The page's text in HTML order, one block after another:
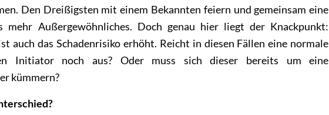
Den Dreißigsten mit einem Bekannten feiern und gemeinsam eine
mehr Außergewöhnliches. Doch genau hier liegt der Knackpunkt:
auch das Schadenrisiko erhöht. Reicht in diesen Fällen eine normale
Initiator noch aus? Oder muss sich dieser bereits um eine
kümmern?